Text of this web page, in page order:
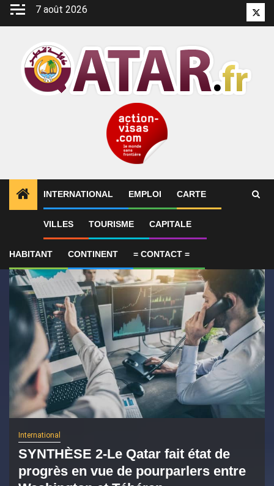
Aller
7 août 2026
INTERNATIONAL EMPLOI CARTE
VILLES TOURISME CAPITALE
HABITANT CONTINENT = CONTACT =
ALERTES INFO 1 SYNTHÈSE 2-Le Qatar fait état
International
SYNTHÈSE 2-Le Qatar fait état de
progrès en vue de pourparlers entre